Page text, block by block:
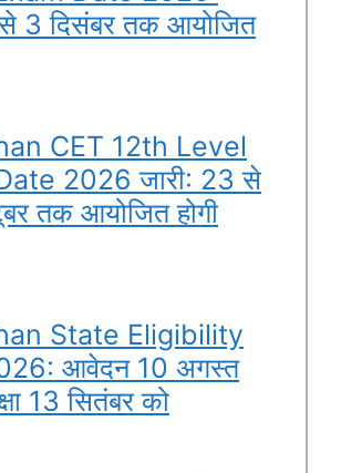
से 3 दिसंबर तक आयोजित
CET 12th Level
2026 जारी: 23 से
तक आयोजित होगी
State Eligibility
आवेदन 10 अगस्त
13 सितंबर को